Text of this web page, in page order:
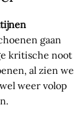
gaan
kritische noot
al zien we
weer volop